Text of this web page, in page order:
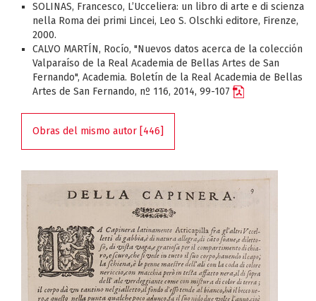
SOLINAS, Francesco, L’Ucceliera: un libro di arte e di scienza
nella Roma dei primi Lincei, Leo S. Olschki editore, Firenze,
2000.
CALVO MARTÍN, Rocío, "Nuevos datos acerca de la colección
Valparaíso de la Real Academia de Bellas Artes de San
Fernando", Academia. Boletín de la Real Academia de Bellas
Artes de San Fernando, nº 116, 2014, 99-107
Obras del mismo autor [446]